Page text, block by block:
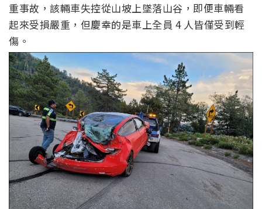
重事故，該輛車失控從山坡上墜落山谷，即便車輛看
起來受損嚴重，但慶幸的是車上全員 4 人皆僅受到輕
傷。